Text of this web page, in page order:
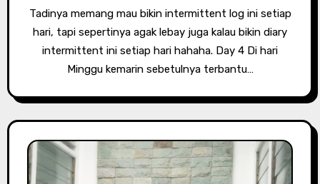
Tadinya memang mau bikin intermittent log ini setiap
hari, tapi sepertinya agak lebay juga kalau bikin diary
intermittent ini setiap hari hahaha. Day 4 Di hari
Minggu kemarin sebetulnya terbantu…